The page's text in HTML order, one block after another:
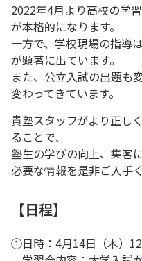
2022年4月より高校の学
が本格的になります。
一方で、学校現場の指導
が顕著に出ています。
また、公立入試の出題も
変わってきています。
貴塾スタッフがより正し
ることで、
塾生の学びの向上、集客
必要な情報を是非ご入手
【日程】
①日時：4月14日（木）